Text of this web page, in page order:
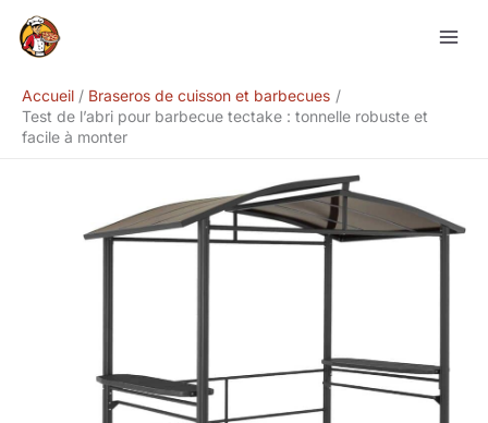
Accueil
Braseros de cuisson et barbecues
Test de l’abri pour barbecue tectake : tonnelle robuste et
facile à monter
Rechercher